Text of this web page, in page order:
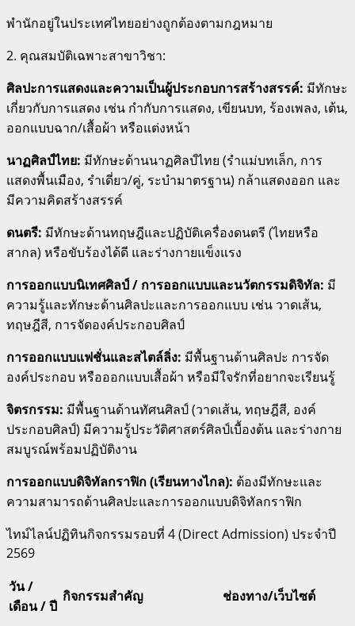
พำนักอยู่ในประเทศไทยอย่างถูกต้องตามกฎหมาย
2. คุณสมบัติเฉพาะสาขาวิชา:
ศิลปะการแสดงและความเป็นผู้ประกอบการสร้างสรรค์: มีทักษะ
เกี่ยวกับการแสดง เช่น กำกับการแสดง, เขียนบท, ร้องเพลง, เต้น,
ออกแบบฉาก/เสื้อผ้า หรือแต่งหน้า
นาฏศิลป์ไทย: มีทักษะด้านนาฏศิลป์ไทย (รำแม่บทเล็ก, การ
แสดงพื้นเมือง, รำเดี่ยว/คู่, ระบำมาตรฐาน) กล้าแสดงออก และ
มีความคิดสร้างสรรค์
ดนตรี: มีทักษะด้านทฤษฎีและปฏิบัติเครื่องดนตรี (ไทยหรือ
สากล) หรือขับร้องได้ดี และร่างกายแข็งแรง
การออกแบบนิเทศศิลป์ / การออกแบบและนวัตกรรมดิจิทัล: มี
ความรู้และทักษะด้านศิลปะและการออกแบบ เช่น วาดเส้น,
ทฤษฎีสี, การจัดองค์ประกอบศิลป์
การออกแบบแฟชั่นและสไตล์ลิ่ง: มีพื้นฐานด้านศิลปะ การจัด
องค์ประกอบ หรือออกแบบเสื้อผ้า หรือมีใจรักที่อยากจะเรียนรู้
จิตรกรรม: มีพื้นฐานด้านทัศนศิลป์ (วาดเส้น, ทฤษฎีสี, องค์
ประกอบศิลป์) มีความรู้ประวัติศาสตร์ศิลป์เบื้องต้น และร่างกาย
สมบูรณ์พร้อมปฏิบัติงาน
การออกแบบดิจิทัลกราฟิก (เรียนทางไกล): ต้องมีทักษะและ
ความสามารถด้านศิลปะและการออกแบบดิจิทัลกราฟิก
ไทม์ไลน์ปฏิทินกิจกรรมรอบที่ 4 (Direct Admission) ประจำปี
2569
วัน /
เดือน / ปี
กิจกรรมสำคัญ ช่องทาง/เว็บไซต์